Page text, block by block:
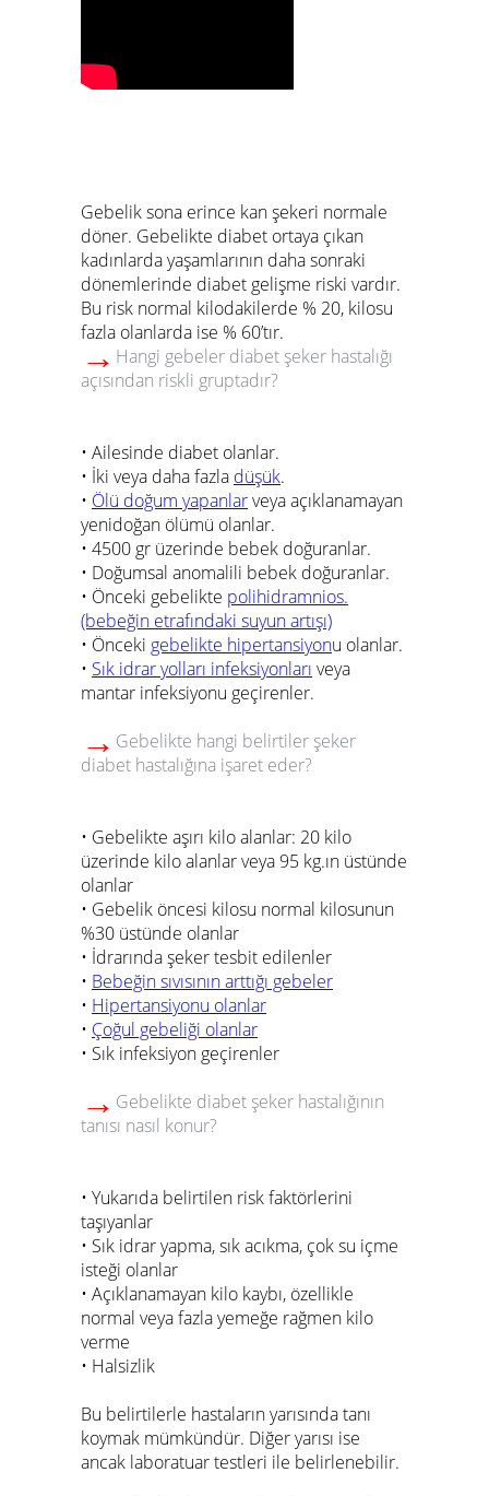
Gebelik sona erince kan şekeri normale
döner. Gebelikte diabet ortaya çıkan
kadınlarda yaşamlarının daha sonraki
dönemlerinde diabet gelişme riski vardır.
Bu risk normal kilodakilerde % 20, kilosu
fazla olanlarda ise % 60’tır.
→ Hangi gebeler diabet şeker hastalığı
açısından riskli gruptadır?
• Ailesinde diabet olanlar.
• İki veya daha fazla düşük.
• Ölü doğum yapanlarveya açıklanamayan
yenidoğan ölümü olanlar.
• 4500 gr üzerinde bebek doğuranlar.
• Doğumsal anomalili bebek doğuranlar.
• Önceki gebelikte polihidramnios.
(bebeğin etrafındaki suyun artışı)
• Önceki gebelikte hipertansiyonu olanlar.
• Sık idrar yolları infeksiyonları veya
mantar infeksiyonu geçirenler.
→ Gebelikte hangi belirtiler şeker
diabet hastalığına işaret eder?
• Gebelikte aşırı kilo alanlar: 20 kilo
üzerinde kilo alanlar veya 95 kg.ın üstünde
olanlar
• Gebelik öncesi kilosu normal kilosunun
%30 üstünde olanlar
• İdrarında şeker tesbit edilenler
• Bebeğin sıvısının arttığı gebeler
• Hipertansiyonu olanlar
• Çoğul gebeliği olanlar
• Sık infeksiyon geçirenler
→ Gebelikte diabet şeker hastalığının
tanısı nasıl konur?
• Yukarıda belirtilen risk faktörlerini
taşıyanlar
• Sık idrar yapma, sık acıkma, çok su içme
isteği olanlar
• Açıklanamayan kilo kaybı, özellikle
normal veya fazla yemeğe rağmen kilo
verme
• Halsizlik
Bu belirtilerle hastaların yarısında tanı
koymak mümkündür. Diğer yarısı ise
ancak laboratuar testleri ile belirlenebilir.